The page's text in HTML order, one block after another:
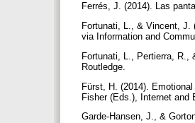
Ferrés, J. (2014). Las
Fortunati, L., & Vincent, J.
via Information and
Fortunati, L., Pertierra, R.,
Routledge.
Fürst, H. (2014).
Fisher (Eds.), Internet and
Garde-Hansen, J., &